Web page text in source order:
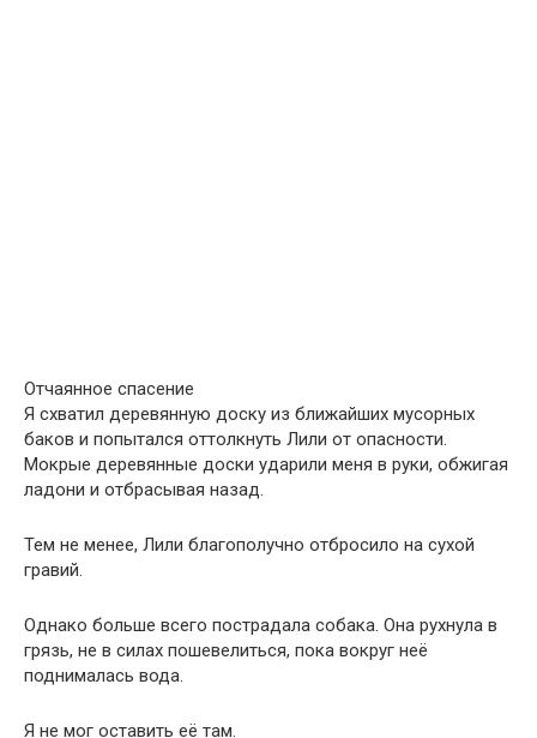
Отчаянное спасение
Я схватил деревянную доску из ближайших мусорных
баков и попытался оттолкнуть Лили от опасности.
Мокрые деревянные доски ударили меня в руки, обжигая
ладони и отбрасывая назад.
Тем не менее, Лили благополучно отбросило на сухой
гравий.
Однако больше всего пострадала собака. Она рухнула в
грязь, не в силах пошевелиться, пока вокруг неё
поднималась вода.
Я не мог оставить её там.